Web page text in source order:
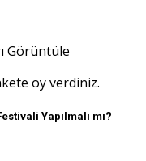
Görüntüle
oy verdiniz.
Yapılmalı mı?